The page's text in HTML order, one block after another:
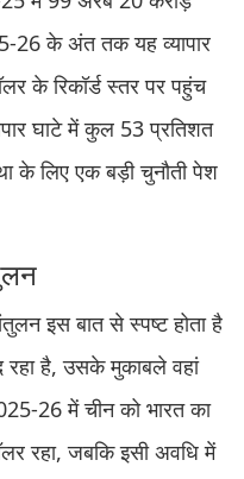
26 के अंत तक यह व्यापार
के रिकॉर्ड स्तर पर पहुंच
घाटे में कुल 53 प्रतिशत
के लिए एक बड़ी चुनौती पेश
इस बात से स्पष्ट होता है
रहा है, उसके मुकाबले वहां
26 में चीन को भारत का
रहा, जबकि इसी अवधि में